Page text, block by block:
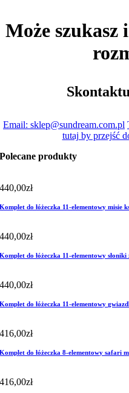
Może szukasz
Email: sklep@sundream.com.pl
tutaj by przejść
Polecane produkty
440,00zł
Komplet do łóżeczka 11-elementowy misie
440,00zł
Komplet do łóżeczka 11-elementowy
440,00zł
Komplet do łóżeczka 11-elementowy
416,00zł
Komplet do łóżeczka 8-elementowy safari
416,00zł